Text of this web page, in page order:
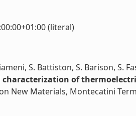
(literal)
S. Battiston, S. Barison, S.
characterization of
New Materials, Montecatini